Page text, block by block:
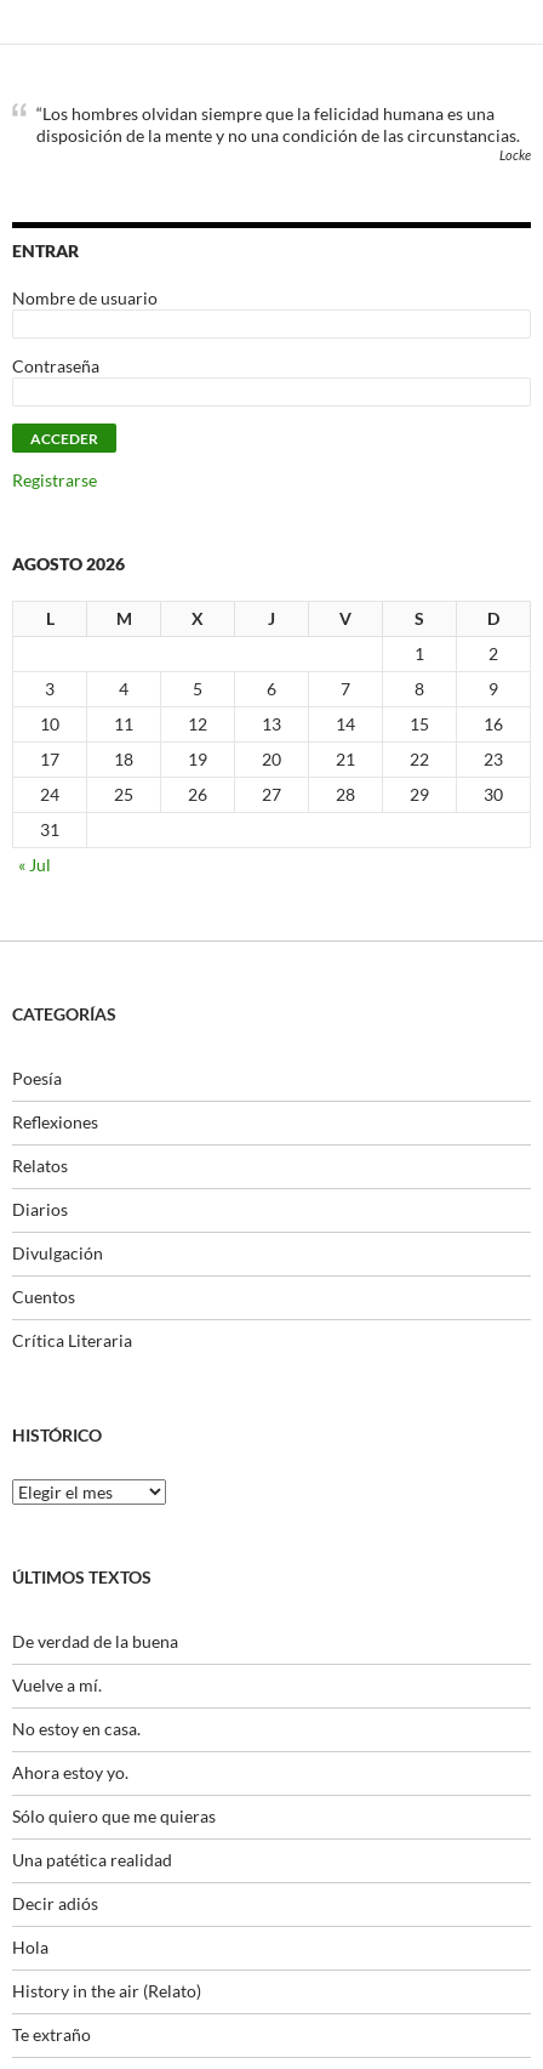
“Los hombres olvidan siempre que la felicidad humana es una
disposición de la mente y no una condición de las circunstancias.
Locke
ENTRAR
Nombre de usuario
Contraseña
Registrarse
AGOSTO 2026
L M X J V S
D
1
2
3
4 5 6 7 8
9
10
11 12 13 14 15
16
17
18 19 20 21 22
23
24
25 26 27 28 29
30
31
« Jul
CATEGORÍAS
Poesía
Reflexiones
Relatos
Diarios
Divulgación
Cuentos
Crítica Literaria
HISTÓRICO
Histórico
ÚLTIMOS TEXTOS
De verdad de la buena
Vuelve a mí.
No estoy en casa.
Ahora estoy yo.
Sólo quiero que me quieras
Una patética realidad
Decir adiós
Hola
History in the air (Relato)
Te extraño